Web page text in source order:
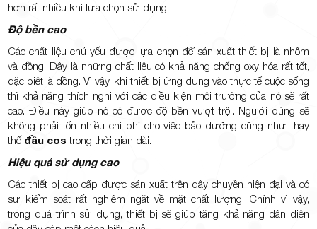
hơn rất nhiều khi lựa chọn sử dụng.
Độ bền cao
Các chất liệu chủ yếu được lựa chọn để sản xuất thiết bị là nhôm
và đồng. Đây là những chất liệu có khả năng chống oxy hóa rất tốt,
đặc biệt là đồng. Vì vậy, khi thiết bị ứng dụng vào thực tế cuộc sống
thì khả năng thích nghi với các điều kiện môi trường của nó sẽ rất
cao. Điều này giúp nó có được độ bền vượt trội. Người dùng sẽ
không phải tốn nhiều chi phí cho việc bảo dưỡng cũng như thay
thế đầu cos trong thời gian dài.
Hiệu quả sử dụng cao
Các thiết bị cao cấp được sản xuất trên dây chuyền hiện đại và có
sự kiểm soát rất nghiêm ngặt về mặt chất lượng. Chính vì vậy,
trong quá trình sử dụng, thiết bị sẽ giúp tăng khả năng dẫn điện